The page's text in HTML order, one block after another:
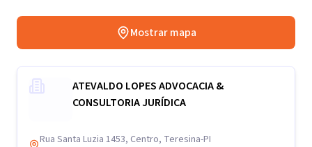
Mostrar mapa
ATEVALDO LOPES ADVOCACIA &
CONSULTORIA JURÍDICA
Rua Santa Luzia 1453, Centro, Teresina-PI